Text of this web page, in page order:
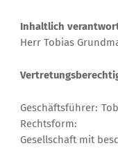
Inhaltlich
Herr Tobias
Geschäftsführer:
Rechtsform:
Gesellschaft mit